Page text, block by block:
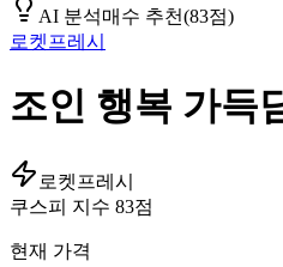
AI 분석매수 추천(83점)
로켓프레시
조인 행복 가득
로켓프레시
쿠스피 지수 83점
현재 가격